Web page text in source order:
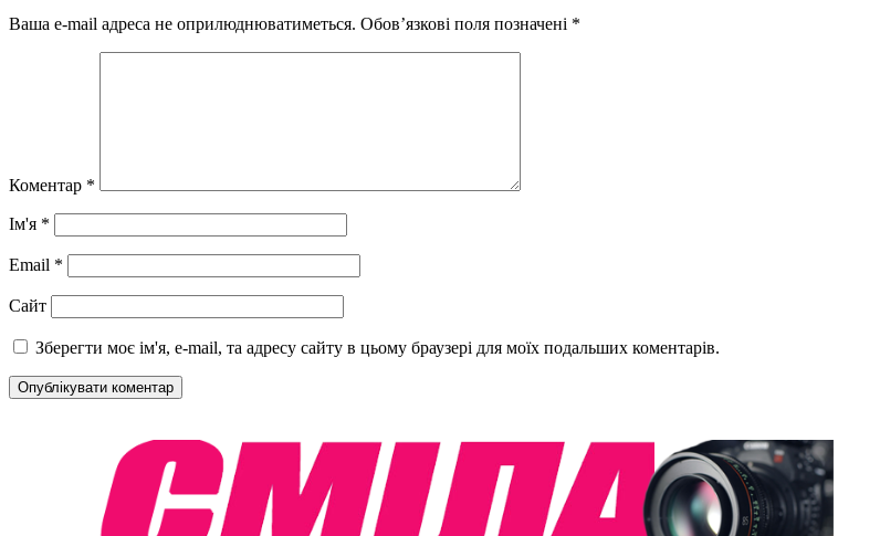
Ваша e-mail адреса не оприлюднюватиметься. Обов’язкові поля позначені *
Коментар *
Ім'я *
Email *
Сайт
Зберегти моє ім'я, e-mail, та адресу сайту в цьому браузері для моїх подальших коментарів.